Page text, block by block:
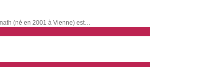
(né en 2001 à Vienne) est…